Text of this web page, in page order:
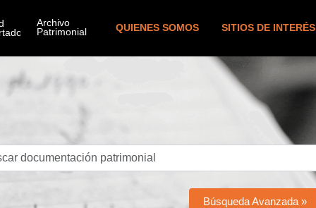
QUIENES SOMOS SITIOS DE INTERÉS
Búsqueda Avanzada »